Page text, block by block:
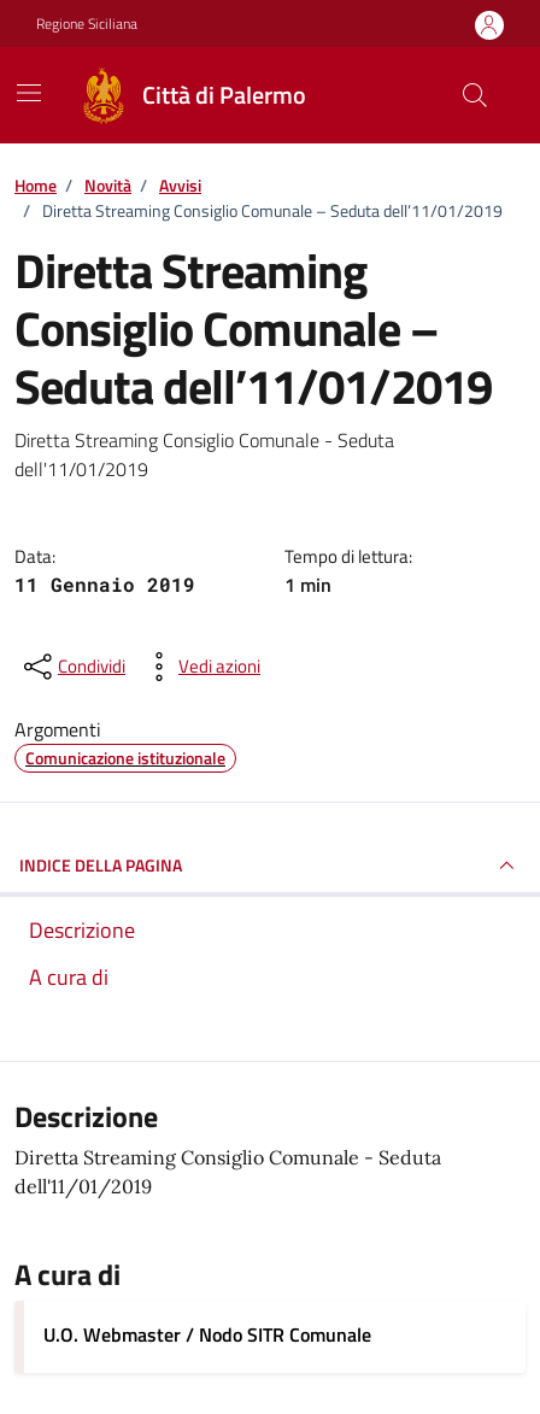
Vai ai contenuti
Vai al footer
Regione Siciliana
Città di Palermo
Home / Novità / Avvisi
/ Diretta Streaming Consiglio Comunale – Seduta dell’11/01/2019
Diretta Streaming
Consiglio Comunale –
Seduta dell’11/01/2019
Dettagli della notizia
Diretta Streaming Consiglio Comunale - Seduta
dell'11/01/2019
Data:
11 Gennaio 2019
Tempo di lettura:
1 min
Condividi Vedi azioni
Argomenti
Comunicazione istituzionale
INDICE DELLA PAGINA
Descrizione
A cura di
Descrizione
Diretta Streaming Consiglio Comunale - Seduta
dell'11/01/2019
A cura di
U.O. Webmaster / Nodo SITR Comunale